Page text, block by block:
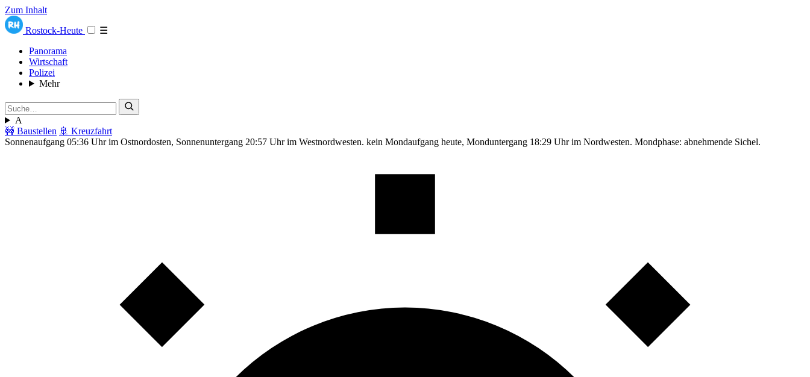
Zum Inhalt
Rostock-Heute
☰
Panorama
Wirtschaft
Polizei
Mehr
A
🚧 Baustellen 🚢 Kreuzfahrt
Sonnenaufgang 05:36 Uhr im Ostnordosten, Sonnenuntergang 20:57 Uhr im Westnordwesten. kein Mondaufgang heute, Monduntergang 18:29 Uhr im Nordwesten. Mondphase: abnehmende Sichel.